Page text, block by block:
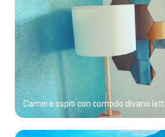
Camera ospiti con comodo divano letto